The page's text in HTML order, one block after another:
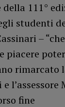
111°
studenti
–
piacere
rimarcato
fine